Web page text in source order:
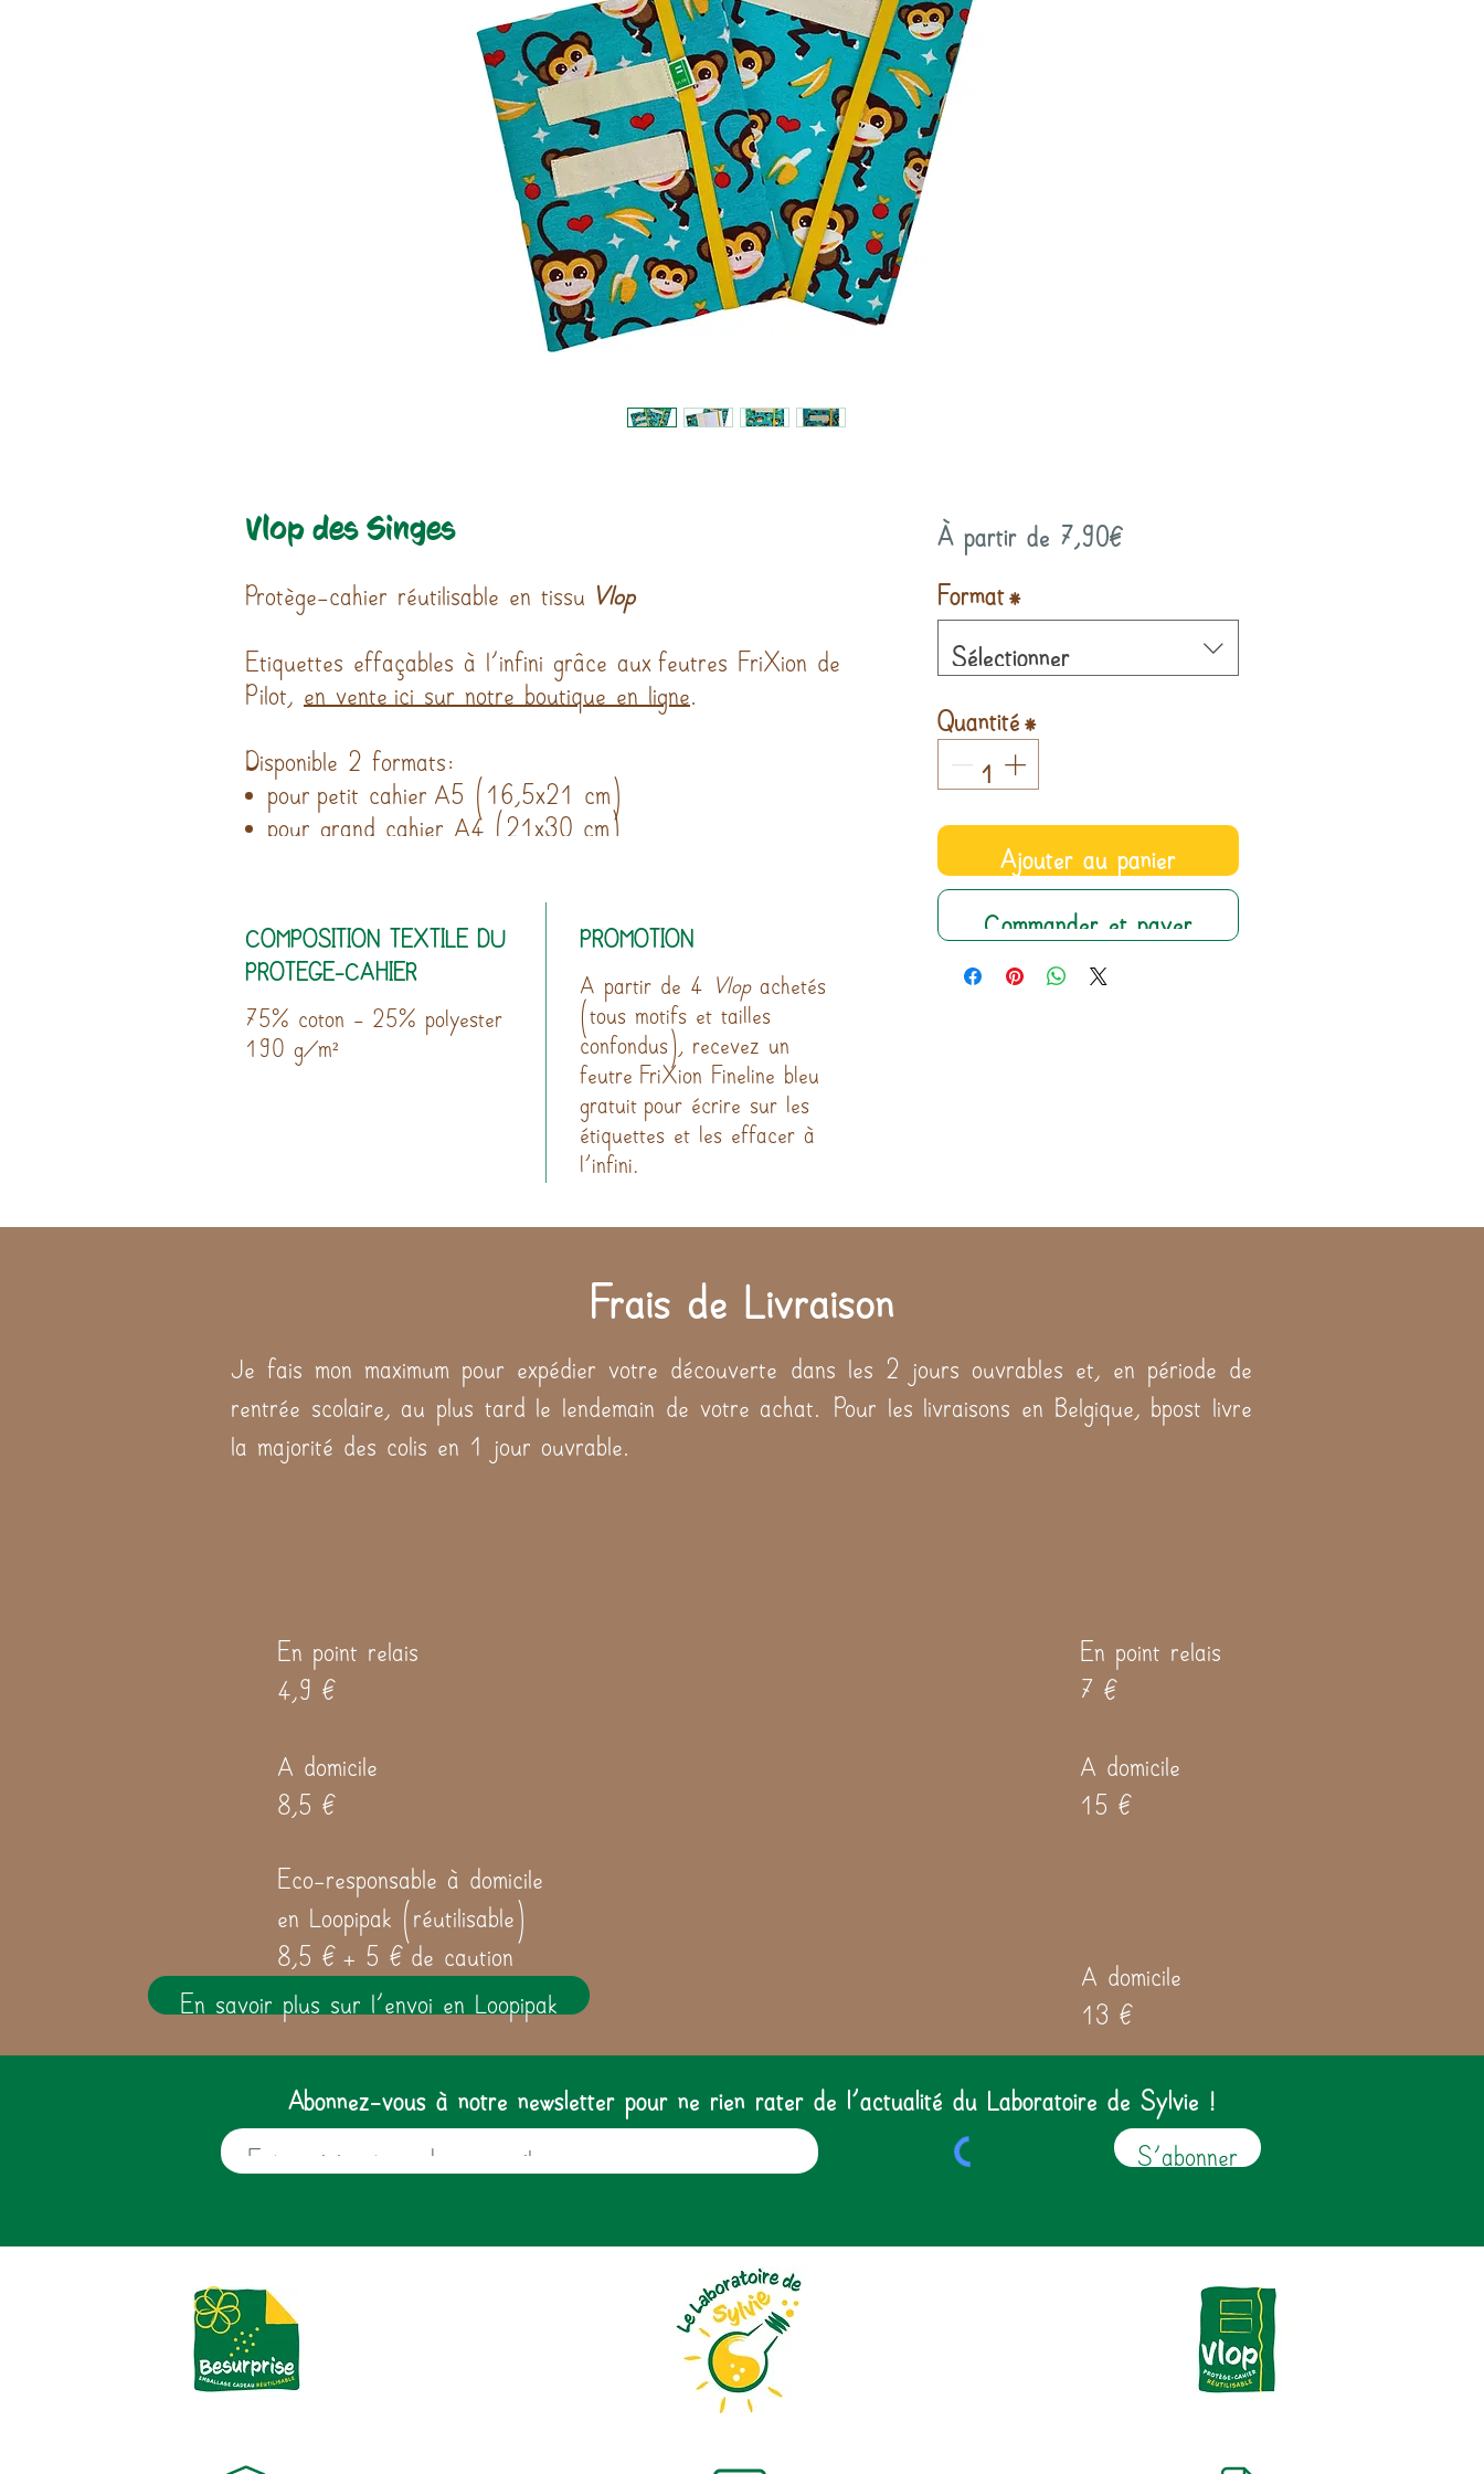
Vlop des Singes
Protège-cahier réutilisable en tissu Vlop
Etiquettes effaçables à l'infini grâce aux feutres FriXion de
Pilot, en vente ici sur notre boutique en ligne
Disponible 2 formats:
pour petit cahier A5 (16,5x21 cm)
pour grand cahier A4 (21x30 cm)
COMPOSITION TEXTILE DU
PROTEGE-CAHIER
75% coton - 25% polyester
190 g/m²
PROMOTION
A partir de 4 Vlop achetés
(tous motifs et tailles
confondus), recevez un
feutre FriXion Fineline bleu
gratuit pour écrire sur les
étiquettes et les effacer à
l'infini.
À partir de 7,90€Prix
Format
Sélectionner
Quantité
Ajouter au panier
Commander et payer
Frais de Livraison
Je fais mon maximum pour expédier votre découverte dans les 2 jours ouvrables et, en période de
rentrée scolaire, au plus tard le lendemain de votre achat. Pour les livraisons en Belgique, bpost livre
la majorité des colis en 1 jour ouvrable.
En point relais
4,9 €
A domicile
8,5 €
Eco-responsable à domicile
en Loopipak (réutilisable)
8,5 € + 5 € de caution
En savoir plus sur l'envoi en Loopipak
En point relais
7 €
A domicile
15 €
A domicile
13 €
Abonnez-vous à notre newsletter pour ne rien rater de l'actualité du Laboratoire de Sylvie !
S'abonner